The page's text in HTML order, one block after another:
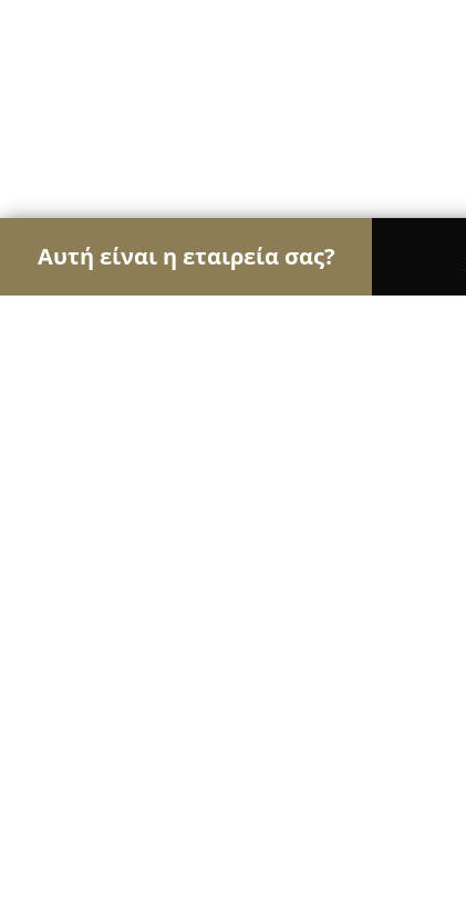
Αυτή είναι η εταιρεία σας?